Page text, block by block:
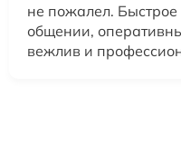
не пожалел. Быстрое
общении,
вежлив и